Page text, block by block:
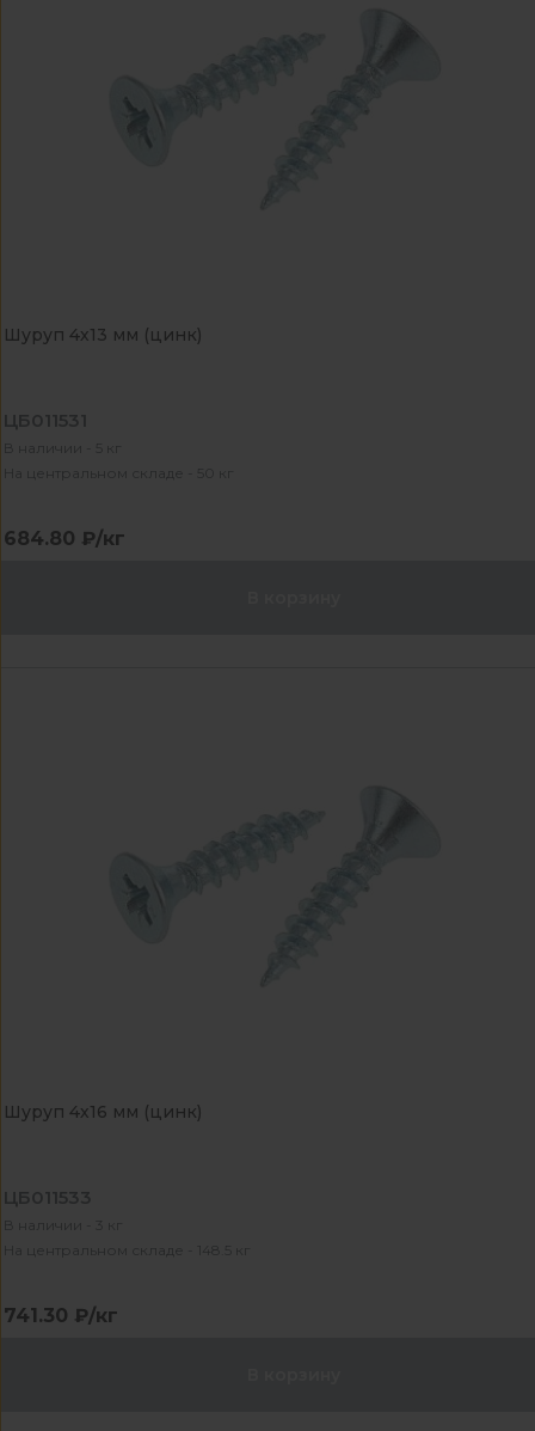
Шуруп 4х13 мм (цинк)
ЦБ011531
В наличии - 5 кг
На центральном складе - 50 кг
684.80 ₽/кг
Шуруп 4х16 мм (цинк)
ЦБ011533
В наличии - 3 кг
На центральном складе - 148.5 кг
741.30 ₽/кг